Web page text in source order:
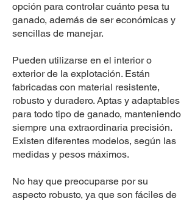
opción para controlar cuánto pesa tu
ganado, además de ser económicas y
sencillas de manejar.
Pueden utilizarse en el interior o
exterior de la explotación. Están
fabricadas con material resistente,
robusto y duradero. Aptas y adaptables
para todo tipo de ganado, manteniendo
siempre una extraordinaria precisión.
Existen diferentes modelos, según las
medidas y pesos máximos.
No hay que preocuparse por su
aspecto robusto, ya que son fáciles de